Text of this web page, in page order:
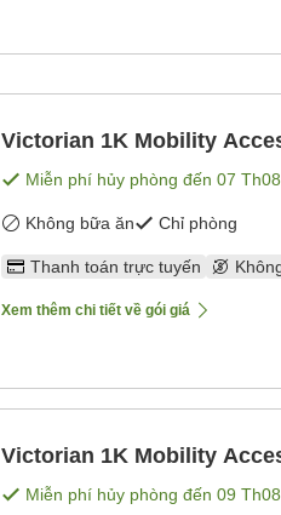
Victorian 1K Mobility
Miễn phí hủy phòng đến 07 Th08
Không bữa ăn Chỉ phòng
Thanh toán trực tuyến
Xem thêm chi tiết về gói giá
Victorian 1K Mobility
Miễn phí hủy phòng đến 09 Th08